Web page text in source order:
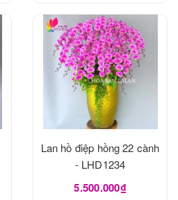
Lan hồ điệp hồng 22 cành
- LHD1234
5.500.000₫